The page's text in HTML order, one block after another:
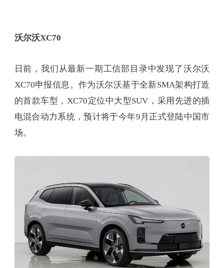
沃尔沃XC70
日前，我们从最新一期工信部目录中发现了沃尔沃
XC70申报信息。作为沃尔沃基于全新SMA架构打造
的首款车型，XC70定位中大型SUV，采用先进的插
电混合动力系统，预计将于今年9月正式登陆中国市
场。